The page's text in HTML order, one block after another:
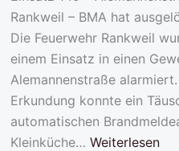
Rankweil – BMA hat
Die Feuerwehr Rankweil
einem Einsatz in einen
Alemannenstraße
Erkundung konnte ein
automatischen
Kleinküche… Weiterlesen